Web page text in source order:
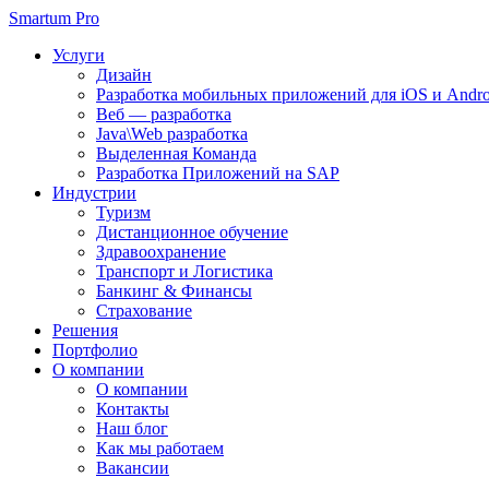
Smartum Pro
Услуги
Дизайн
Разработка мобильных приложений для iOS и
Веб — разработка
Java\Web разработка
Выделенная Команда
Разработка Приложений на SAP
Индустрии
Туризм
Дистанционное обучение
Здравоохранение
Транспорт и Логистика
Банкинг & Финансы
Страхование
Решения
Портфолио
О компании
О компании
Контакты
Наш блог
Как мы работаем
Вакансии